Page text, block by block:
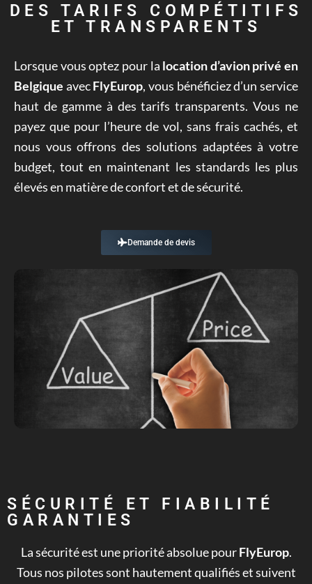
DES TARIFS COMPÉTITIFS
ET TRANSPARENTS
Lorsque vous optez pour la location d’avion privé en
Belgique avecFlyEurop, vous bénéficiez d’un service
haut de gamme à des tarifs transparents. Vous ne
payez que pour l’heure de vol, sans frais cachés, et
nous vous offrons des solutions adaptées à votre
budget, tout en maintenant les standards les plus
élevés en matière de confort et de sécurité.
Demande de devis
SÉCURITÉ ET FIABILITÉ
GARANTIES
La sécurité est une priorité absolue pourFlyEurop.
Tous nos pilotes sont hautement qualifiés et suivent